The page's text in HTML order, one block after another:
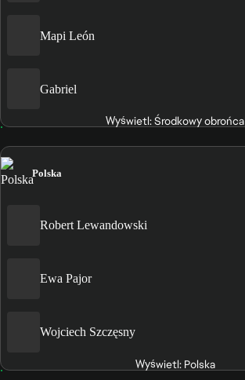
Mapi León
Gabriel
Wyświetl: Środkowy obrońca
Polska
Robert Lewandowski
Ewa Pajor
Wojciech Szczęsny
Wyświetl: Polska